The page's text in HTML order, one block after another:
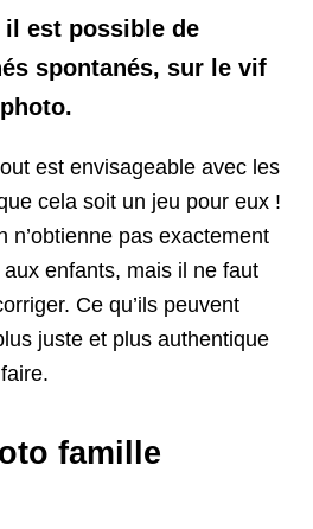
il est possible de
spontanés, sur le vif
est envisageable avec les
cela soit un jeu pour eux !
n’obtienne pas exactement
aux enfants, mais il ne faut
Ce qu’ils peuvent
juste et plus authentique
famille